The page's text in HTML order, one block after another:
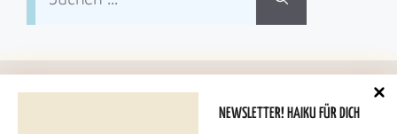
NEWSLETTER! HAIKU FÜR DICH
nach: